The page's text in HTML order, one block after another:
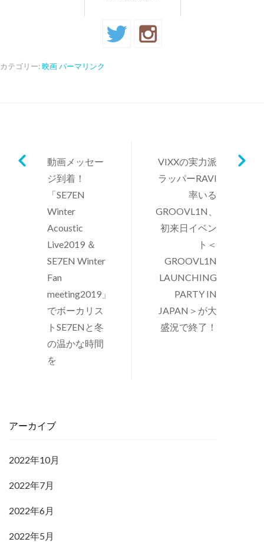
カテゴリー:映画パーマリンク
動画メッセー
ジ到着！
「SE7EN
Winter
Acoustic
Live2019 ＆
SE7EN Winter
Fan
meeting2019」
でボーカリス
トSE7ENと冬
の温かな時間
を
VIXXの実力派
ラッパーRAVI
率いる
GROOVL1N、
初来日イベン
ト＜
GROOVL1N
LAUNCHING
PARTY IN
JAPAN＞が大
盛況で終了！
アーカイブ
2022年10月
2022年7月
2022年6月
2022年5月